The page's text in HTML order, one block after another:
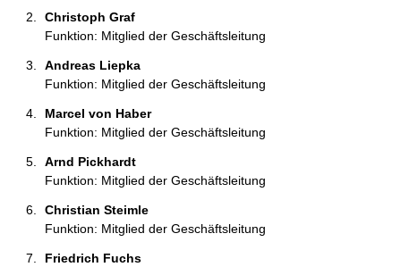
Christoph Graf
Funktion: Mitglied der Geschäftsleitung
Andreas Liepka
Funktion: Mitglied der Geschäftsleitung
Marcel von Haber
Funktion: Mitglied der Geschäftsleitung
Arnd Pickhardt
Funktion: Mitglied der Geschäftsleitung
Christian Steimle
Funktion: Mitglied der Geschäftsleitung
Friedrich Fuchs